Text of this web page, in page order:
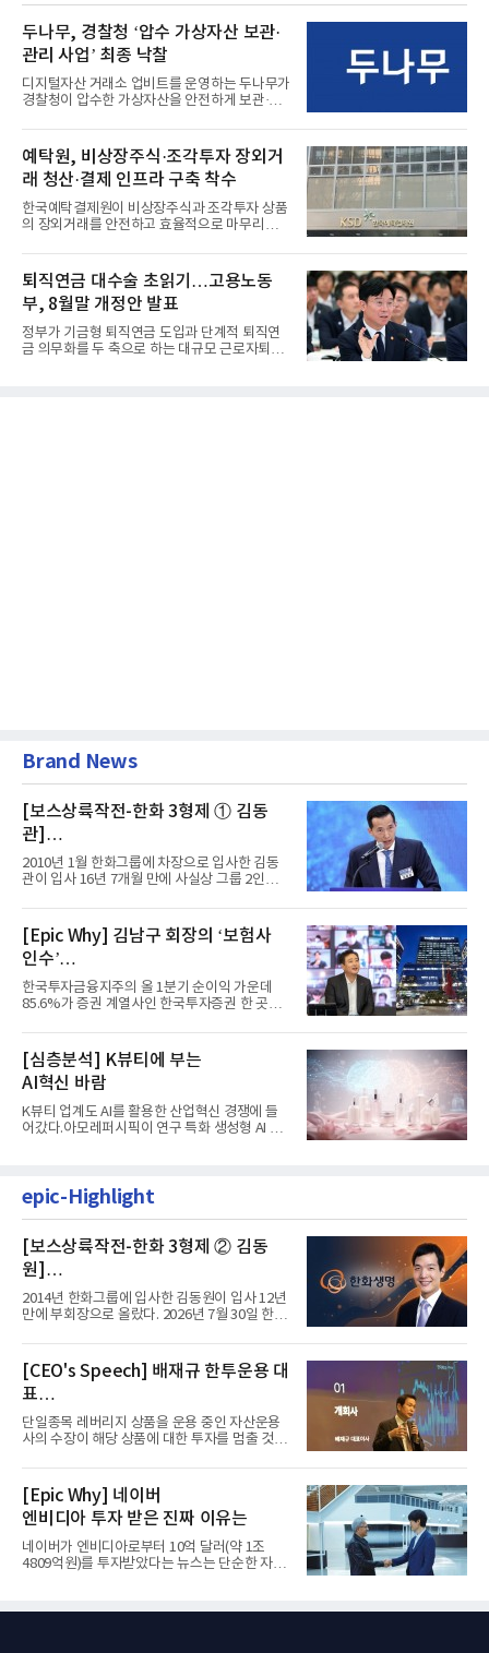
두나무, 경찰청 ‘압수 가상자산 보관·
관리 사업’ 최종 낙찰
디지털자산 거래소 업비트를 운영하는 두나무가
경찰청이 압수한 가상자산을 안전하게 보관·관
예탁원, 비상장주식·조각투자 장외거
래 청산·결제 인프라 구축 착수
한국예탁결제원이 비상장주식과 조각투자 상품
의 장외거래를 안전하고 효율적으로 마무리하기
퇴직연금 대수술 초읽기…고용노동
부, 8월말 개정안 발표
정부가 기금형 퇴직연금 도입과 단계적 퇴직연
금 의무화를 두 축으로 하는 대규모 근로자퇴직
Brand News
[보스상륙작전-한화 3형제 ① 김동
관]
입사 16년 만에 수석부회장 … 경영승
계 ‘초읽기’
2010년 1월 한화그룹에 차장으로 입사한 김동
관이 입사 16년 7개월 만에 사실상 그룹 2인자
[Epic Why] 김남구 회장의 ‘보험사
인수’
발걸음이 신중해진 배경은?
한국투자금융지주의 올 1분기 순이익 가운데
85.6%가 증권 계열사인 한국투자증권 한 곳에
[심층분석] K뷰티에 부는
AI혁신 바람
K뷰티 업계도 AI를 활용한 산업혁신 경쟁에 들
어갔다.아모레퍼시픽이 연구 특화 생성형 AI 플
epic-Highlight
[보스상륙작전-한화 3형제 ② 김동
원]
입사 12년 만에 금융계열 수장 등극
2014년 한화그룹에 입사한 김동원이 입사 12년
만에 부회장으로 올랐다. 2026년 7월 30일 한화
[CEO's Speech] 배재규 한투운용 대
표
“개별종목 레버리지 투자 지금이라도
멈춰라”
단일종목 레버리지 상품을 운용 중인 자산운용
사의 수장이 해당 상품에 대한 투자를 멈출 것을
[Epic Why] 네이버
엔비디아 투자 받은 진짜 이유는
네이버가 엔비디아로부터 10억 달러(약 1조
4809억원)를 투자받았다는 뉴스는 단순한 자금